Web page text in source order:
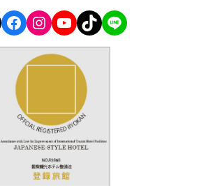
Facebook Instagram YouTube TikTok LINE